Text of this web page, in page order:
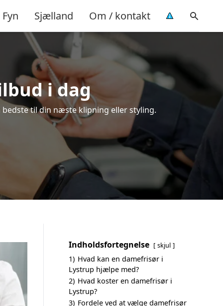
Fyn Sjælland Om / kontakt
i dag
til din næste klipning eller styling.
Indholdsfortegnelse skjul
1) Hvad kan en damefrisør i
Lystrup hjælpe med?
2) Hvad koster en damefrisør i
Lystrup?
3) Fordele ved at vælge damefrisør